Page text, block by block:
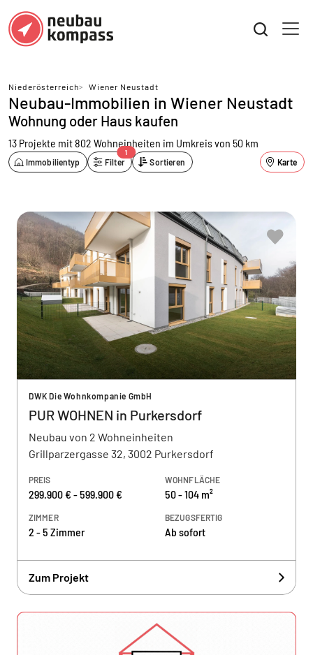
Niederösterreich> Wiener Neustadt
Neubau-Immobilien in Wiener Neustadt
Wohnung oder Haus kaufen
13 Projekte mit 802 Wohneinheiten im Umkreis von 50 km
Immobilientyp Filter
1
Sortieren Karte
DWK Die Wohnkompanie GmbH
PUR WOHNEN in Purkersdorf
Neubau von 2 Wohneinheiten
Grillparzergasse 32, 3002 Purkersdorf
PREIS
299.900 € - 599.900 €
WOHNFLÄCHE
50 - 104 m²
ZIMMER
2 - 5 Zimmer
BEZUGSFERTIG
Ab sofort
Zum Projekt